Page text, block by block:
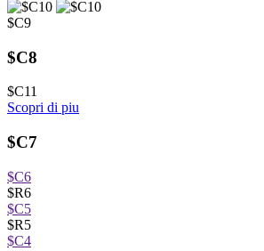
$C9
$C8
$C11
Scopri di piu
$C7
$C6
$R6
$C5
$R5
$C4